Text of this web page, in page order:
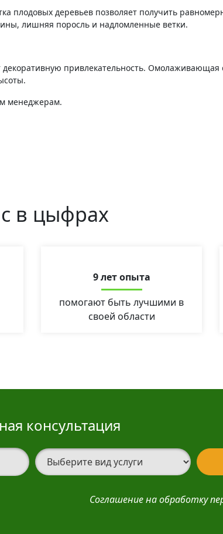
плодовых деревьев позволяет получить
лишняя поросль и надломленные ветки.
привлекательность. Омолаживающая
менеджерам.
в цыфрах
9 лет опыта
помогают быть лучшими в
своей области
консультация
Вид услуги
Соглашение на обработку